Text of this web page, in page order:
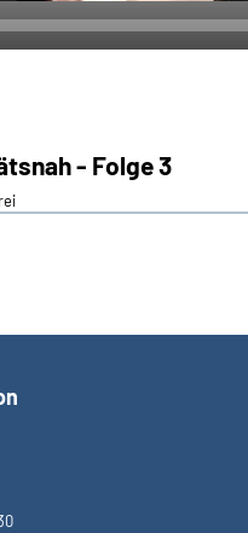
- Folge 3